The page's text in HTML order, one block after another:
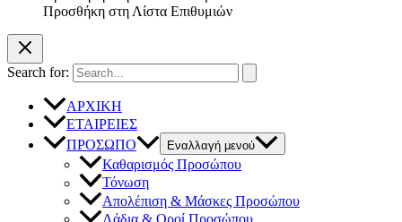
Προσθήκη στη Λίστα Επιθυμιών
Search for:
ΑΡΧΙΚΗ
ΕΤΑΙΡΕΙΕΣ
ΠΡΟΣΩΠΟ
Εναλλαγή μενού
Καθαρισμός Προσώπου
Τόνωση
Απολέπιση & Μάσκες Προσώπου
Λάδια & Οροί Προσώπου